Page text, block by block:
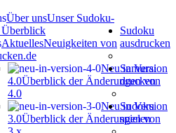
Über unsUnser Sudoku-
Überblick
AktuellesNeuigkeiten von
Neu in Version
4.0Überblick der Änderungen von
4.0
Neu in Version
3.0Überblick der Änderungen von
Sudoku
ausdrucken
Samurai
drucken
Sudoku
spielen